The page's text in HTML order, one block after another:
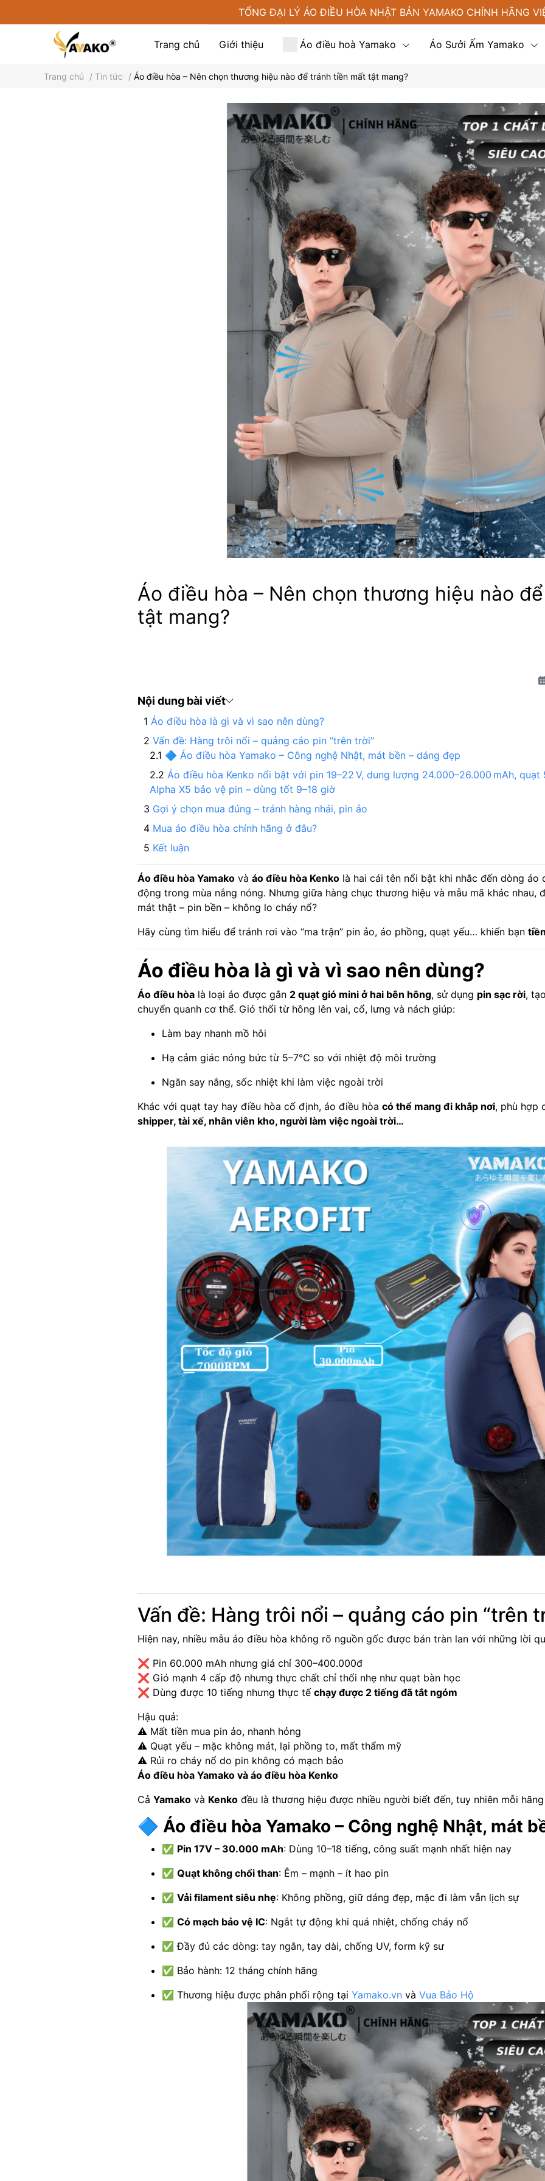
TỔNG ĐẠI LÝ ÁO ĐIỀU HÒA NHẬT BẢN YAMAKO CHÍNH HÃNG
Trang chủ Giới thiệu Áo điều hoà Yamako Áo Sưởi Ấm Yamako
Phụ kiện tại Yamako
Trang chủ / Tin tức / Áo điều hòa – Nên chọn thương hiệu nào để tránh tiền mất tật mang?
Áo điều hòa – Nên chọn thương hiệu nào
tật mang?
Nội dung bài viết
Áo điều hòa là gì và vì sao nên dùng?
Vấn đề: Hàng trôi nổi – quảng cáo pin “trên trời”
🔷 Áo điều hòa Yamako – Công nghệ Nhật, mát bền – dáng đẹp
Áo điều hòa Kenko nổi bật với pin 19–22 V, dung lượng 24.000–26.000 mAh,
Alpha X5 bảo vệ pin – dùng tốt 9–18 giờ
Gợi ý chọn mua đúng – tránh hàng nhái, pin ảo
Mua áo điều hòa chính hãng ở đâu?
Kết luận
Áo điều hòa Yamakovà áo điều hòa Kenkolà hai cái tên nổi bật khi nhắc đến dòng áo
động trong mùa nắng nóng. Nhưng giữa hàng chục thương hiệu và mẫu mã khác nhau,
mát thật – pin bền – không lo cháy nổ?
Hãy cùng tìm hiểu để tránh rơi vào “ma trận” pin ảo, áo phồng, quạt yếu… khiến bạn
Áo điều hòa là gì và vì sao nên dùng?
Áo điều hòalà loại áo được gắn 2 quạt gió mini ở hai bên hông, sử dụng pin sạc rời,
chuyển quanh cơ thể. Gió thổi từ hông lên vai, cổ, lưng và nách giúp:
Làm bay nhanh mồ hôi
Hạ cảm giác nóng bức từ 5–7°C so với nhiệt độ môi trường
Ngăn say nắng, sốc nhiệt khi làm việc ngoài trời
Khác với quạt tay hay điều hòa cố định, áo điều hòa có thể mang đi khắp nơi, phù hợp
shipper, tài xế, nhân viên kho, người làm việc ngoài trời…
Vấn đề: Hàng trôi nổi – quảng cáo pin “trên
Hiện nay, nhiều mẫu áo điều hòa không rõ nguồn gốc được bán tràn lan với những lời
❌ Pin 60.000 mAh nhưng giá chỉ 300–400.000đ
❌ Gió mạnh 4 cấp độ nhưng thực chất chỉ thổi nhẹ như quạt bàn học
❌ Dùng được 10 tiếng nhưng thực tế chạy được 2 tiếng đã tắt ngóm
Hậu quả:
⚠️ Mất tiền mua pin ảo, nhanh hỏng
⚠️ Quạt yếu – mặc không mát, lại phồng to, mất thẩm mỹ
⚠️ Rủi ro cháy nổ do pin không có mạch bảo
Áo điều hòa Yamako và áo điều hòa Kenko
Cả Yamakovà Kenkođều là thương hiệu được nhiều người biết đến, tuy nhiên mỗi
🔷 Áo điều hòa Yamako – Công nghệ Nhật, mát
✅ Pin 17V – 30.000 mAh: Dùng 10–18 tiếng, công suất mạnh nhất hiện nay
✅ Quạt không chổi than: Êm – mạnh – ít hao pin
✅ Vải filament siêu nhẹ: Không phồng, giữ dáng đẹp, mặc đi làm vẫn lịch sự
✅ Có mạch bảo vệ IC: Ngắt tự động khi quá nhiệt, chống cháy nổ
✅ Đầy đủ các dòng: tay ngắn, tay dài, chống UV, form kỹ sư
✅ Bảo hành: 12 tháng chính hãng
✅ Thương hiệu được phân phối rộng tại Yamako.vnvà Vua Bảo Hộ